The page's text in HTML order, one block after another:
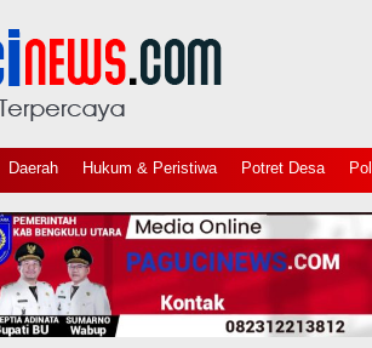
Daerah Hukum & Peristiwa Potret Desa